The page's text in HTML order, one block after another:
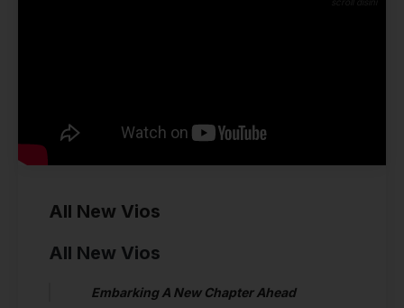
IDR 399.000.000
IDR 411.800.000
All New Vios
All New Vios
Embarking A New Chapter Ahead